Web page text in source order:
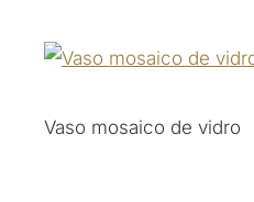
Vaso mosaico de vidro